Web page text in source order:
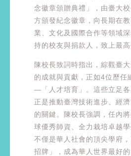
念徽章頒贈典禮」，由臺大
方頒發紀念徽章，向長期在
業、文化及國際合作等領域
持的校友與捐款人，致上最高
陳校長致詞時指出，綜觀臺
的成就與貢獻，正如4位歷任
—「人才培育」。這些立足各
正是推動臺灣技術進步、經
的關鍵。陳校長強調，任內
球優秀師資、全力栽培卓越
不僅是華人社會的頂尖學府
招牌」，成為華人世界最好的